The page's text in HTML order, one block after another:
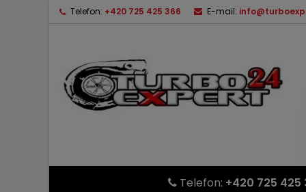
Telefon: +420 725 425 366 E-mail:
Telefon: +420 725 425